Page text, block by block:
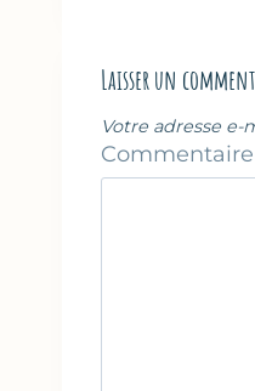
Laisser un
Votre adresse e-
Commentaire